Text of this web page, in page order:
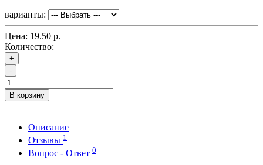
варианты:
Цена: 19.50 р.
Количество:
+
-
В корзину
Описание
Отзывы 1
Вопрос - Ответ 0